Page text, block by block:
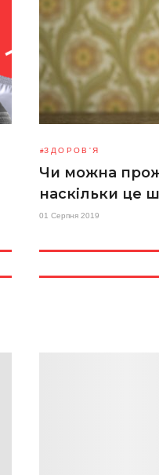
ЗДОРОВ'Я
Чи можна
наскільки це
01 Серпня 2019